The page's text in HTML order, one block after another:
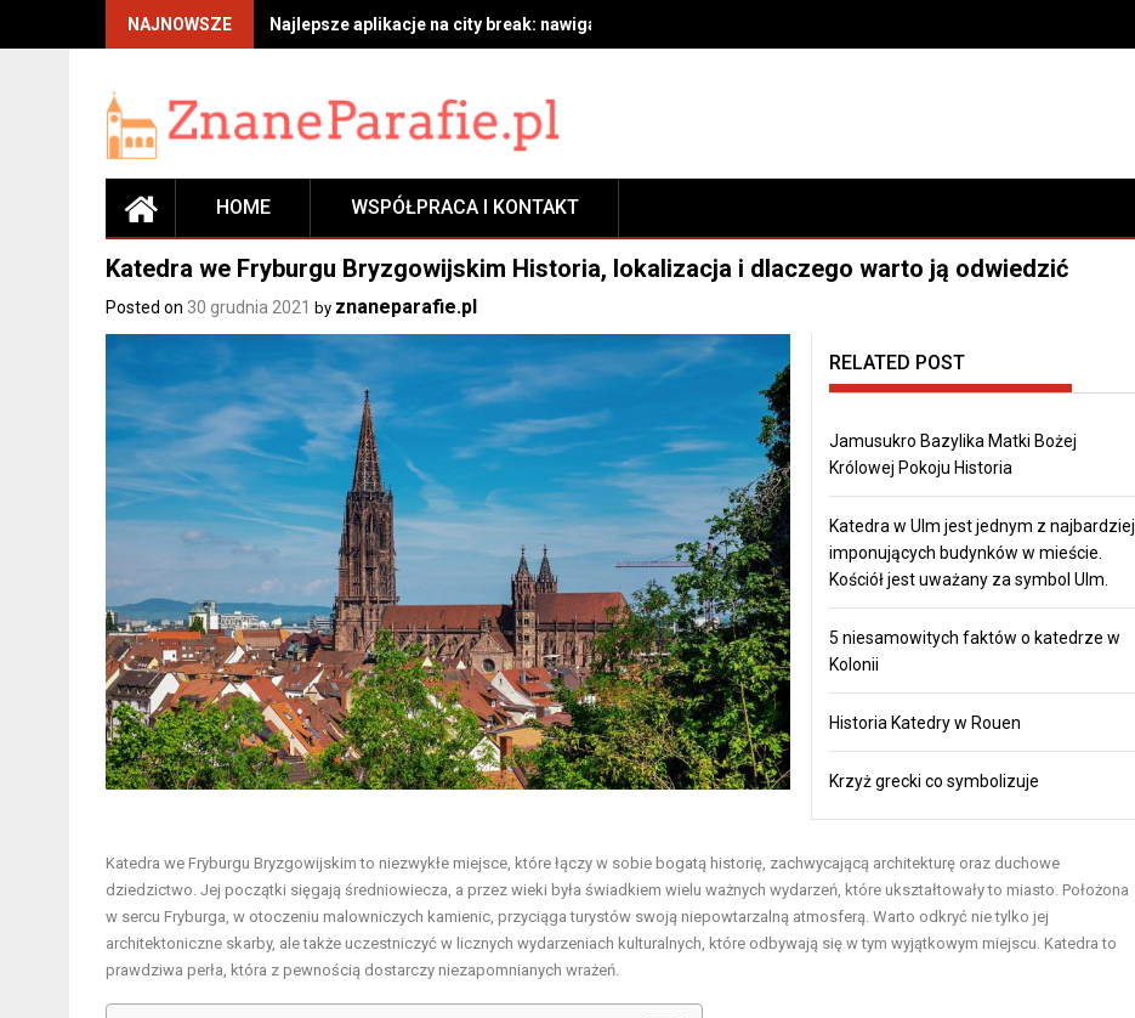
NAJNOWSZE Najlepsze aplikacje na city break: nawigacja, transport, płatności, rezerwacje i zwiedzanie
HOME WSPÓŁPRACA I KONTAKT
Katedra we Fryburgu Bryzgowijskim Historia, lokalizacja i dlaczego warto ją odwiedzić
Posted on 30 grudnia 2021 by znaneparafie.pl
RELATED POST
Jamusukro Bazylika Matki Bożej
Królowej Pokoju Historia
Katedra w Ulm jest jednym z najbardziej
imponujących budynków w mieście.
Kościół jest uważany za symbol Ulm.
5 niesamowitych faktów o katedrze w
Kolonii
Historia Katedry w Rouen
Krzyż grecki co symbolizuje
Katedra we Fryburgu Bryzgowijskim to niezwykłe miejsce, które łączy w sobie bogatą historię, zachwycającą architekturę oraz duchowe
dziedzictwo. Jej początki sięgają średniowiecza, a przez wieki była świadkiem wielu ważnych wydarzeń, które ukształtowały to miasto. Położona
w sercu Fryburga, w otoczeniu malowniczych kamienic, przyciąga turystów swoją niepowtarzalną atmosferą. Warto odkryć nie tylko jej
architektoniczne skarby, ale także uczestniczyć w licznych wydarzeniach kulturalnych, które odbywają się w tym wyjątkowym miejscu. Katedra to
prawdziwa perła, która z pewnością dostarczy niezapomnianych wrażeń.